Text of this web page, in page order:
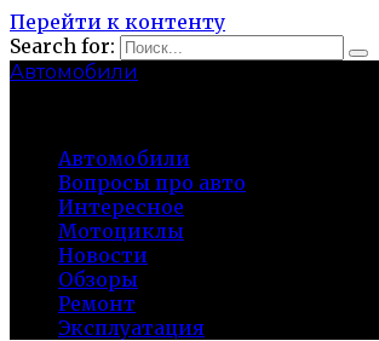
Перейти к контенту
Search for:
Автомобили
Автомобили
Вопросы про авто
Интересное
Мотоциклы
Новости
Обзоры
Ремонт
Эксплуатация